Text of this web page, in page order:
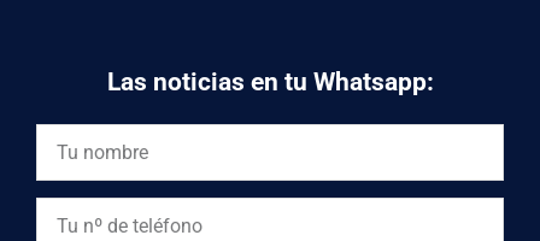
Las noticias en tu Whatsapp: